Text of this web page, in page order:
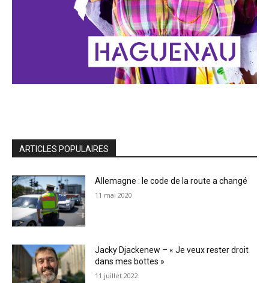
ARTICLES POPULAIRES
Allemagne : le code de la route a changé
11 mai 2020
Jacky Djackenew – « Je veux rester droit
dans mes bottes »
11 juillet 2022